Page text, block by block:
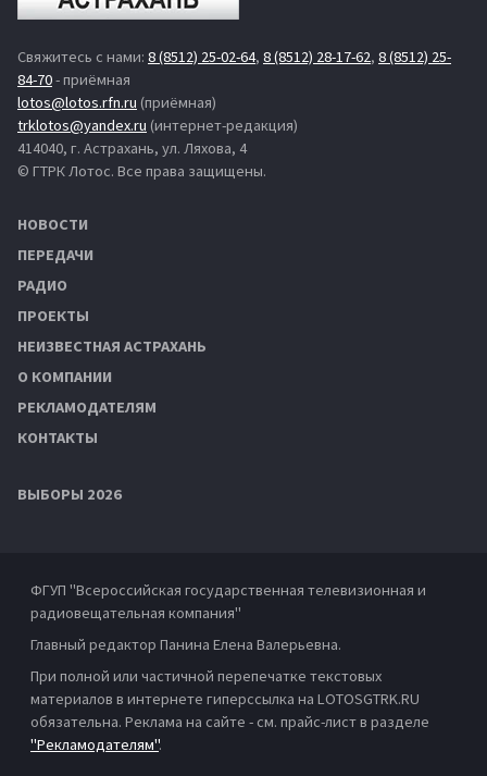
Свяжитесь с нами: 8 (8512) 25-02-64, 8 (8512) 28-17-62, 8 (8512) 25-
84-70- приёмная
lotos@lotos.rfn.ru (приёмная)
trklotos@yandex.ru (интернет-редакция)
414040, г. Астрахань, ул. Ляхова, 4
© ГТРК Лотос. Все права защищены.
НОВОСТИ
ПЕРЕДАЧИ
РАДИО
ПРОЕКТЫ
НЕИЗВЕСТНАЯ АСТРАХАНЬ
О КОМПАНИИ
РЕКЛАМОДАТЕЛЯМ
КОНТАКТЫ
ВЫБОРЫ 2026
ФГУП "Всероссийская государственная телевизионная и
радиовещательная компания"
Главный редактор Панина Елена Валерьевна.
При полной или частичной перепечатке текстовых
материалов в интернете гиперссылка на LOTOSGTRK.RU
обязательна. Реклама на сайте - см. прайс-лист в разделе
"Рекламодателям".